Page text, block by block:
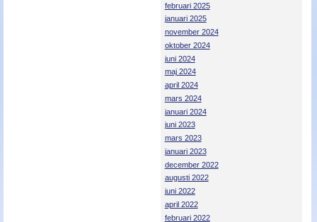
februari 2025
januari 2025
november 2024
oktober 2024
juni 2024
maj 2024
april 2024
mars 2024
januari 2024
juni 2023
mars 2023
januari 2023
december 2022
augusti 2022
juni 2022
april 2022
februari 2022